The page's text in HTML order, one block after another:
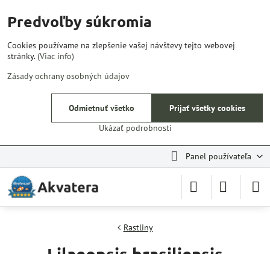
Panel používateľa
Rastliny
Predvoľby súkromia
Cookies používame na zlepšenie vašej návštevy tejto webovej
stránky.(Viac info)
Zásady ochrany osobných údajov
Ukázať podrobnosti
Prijať všetky cookies
Odmietnuť všetko